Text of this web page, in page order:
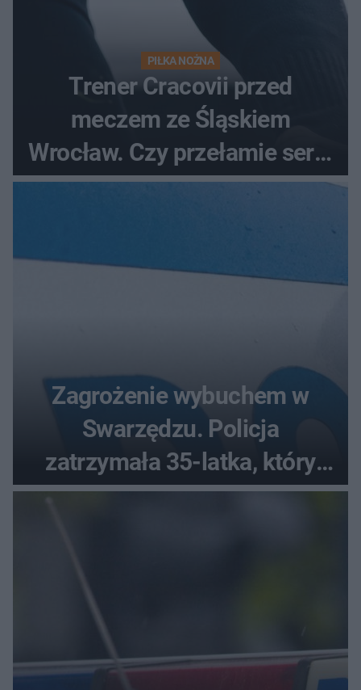
PIŁKA NOŻNA
Trener Cracovii przed
meczem ze Śląskiem
Wrocław. Czy przełamie serię
bez wygranej?
Zagrożenie wybuchem w
Swarzędzu. Policja
zatrzymała 35-latka, który
zgłosił ładunek w swoim